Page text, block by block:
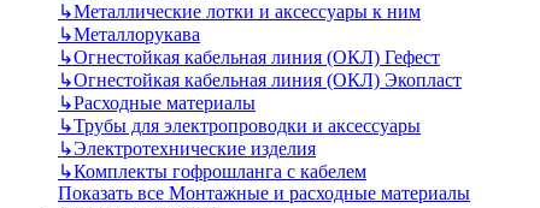
↳Металлические лотки и аксессуары к ним
↳Металлорукава
↳Огнестойкая кабельная линия (ОКЛ) Гефест
↳Огнестойкая кабельная линия (ОКЛ) Экопласт
↳Расходные материалы
↳Трубы для электропроводки и аксессуары
↳Электротехнические изделия
↳Комплекты гофрошланга с кабелем
Показать все Монтажные и расходные материалы